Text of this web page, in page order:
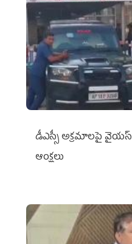
డీఎస్సీ అక్రమాలపై
ఆంక్షలు